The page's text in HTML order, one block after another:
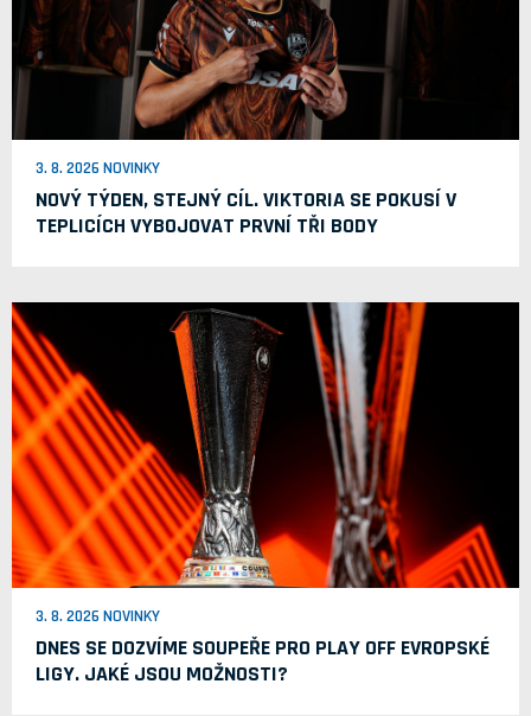
3. 8. 2026 NOVINKY
NOVÝ TÝDEN, STEJNÝ CÍL. VIKTORIA SE POKUSÍ V
TEPLICÍCH VYBOJOVAT PRVNÍ TŘI BODY
3. 8. 2026 NOVINKY
DNES SE DOZVÍME SOUPEŘE PRO PLAY OFF EVROPSKÉ
LIGY. JAKÉ JSOU MOŽNOSTI?